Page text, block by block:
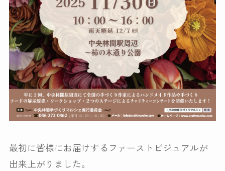
最初に皆様にお届けするファーストビジュアルが
出来上がりました。